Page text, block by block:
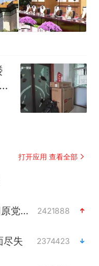
打开应用 查看全部
视频丨中国东方电气集团原党组副书记、董事宋致远被查 2421888
尽失 2374423